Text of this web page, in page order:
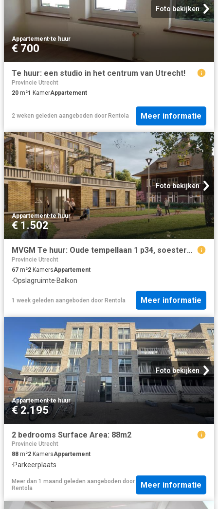
Foto bekijken
Appartement·te huur
€ 700
Te huur: een studio in het centrum van Utrecht!
Provincie Utrecht
20 m²1 KamerAppartement
2 weken geleden aangeboden door Rentola Meer informatie
Foto bekijken
Appartement·te huur
€ 1.502
MVGM Te huur: Oude tempellaan 1 p34, soesterberg
Provincie Utrecht
67 m²2 KamersAppartement
·Opslagruimte·Balkon
1 week geleden aangeboden door Rentola Meer informatie
Foto bekijken
Appartement·te huur
€ 2.195
2 bedrooms Surface Area: 88m2
Provincie Utrecht
88 m²2 KamersAppartement
·Parkeerplaats
Meer dan 1 maand geleden aangeboden door
Rentola
Meer informatie